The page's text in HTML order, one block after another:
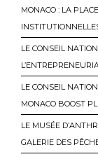
MONACO : LA
LE CONSEIL
LE CONSEIL
MONACO BOOST
LE MUSÉE
GALERIE DES